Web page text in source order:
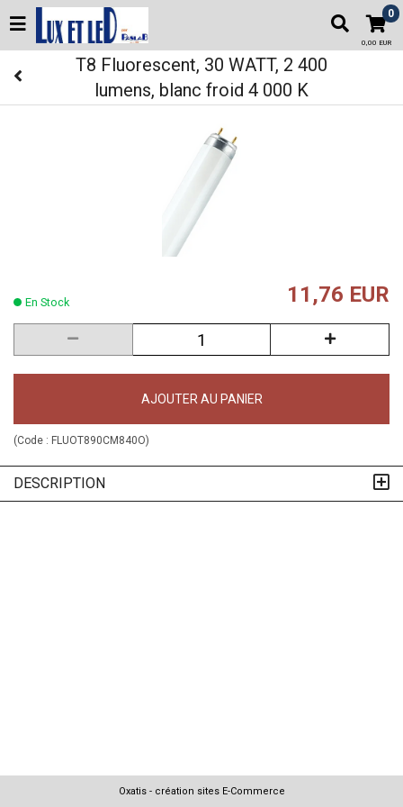
0
0,00 EUR
T8 Fluorescent, 30 WATT, 2 400
lumens, blanc froid 4 000 K
En Stock 11,76 EUR
AJOUTER AU PANIER
(Code : FLUOT890CM840O)
DESCRIPTION
Oxatis - création sites E-Commerce